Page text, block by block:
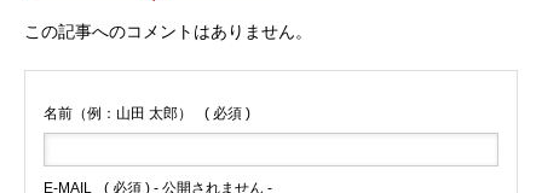
この記事へのコメントはありません。
名前（例：山田 太郎） ( 必須 )
E-MAIL ( 必須 ) - 公開されません -